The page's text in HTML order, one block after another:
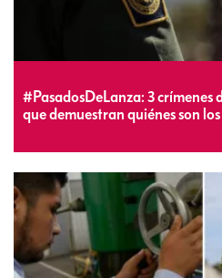
#PasadosDeLanza: 3
que demuestran quiénes son